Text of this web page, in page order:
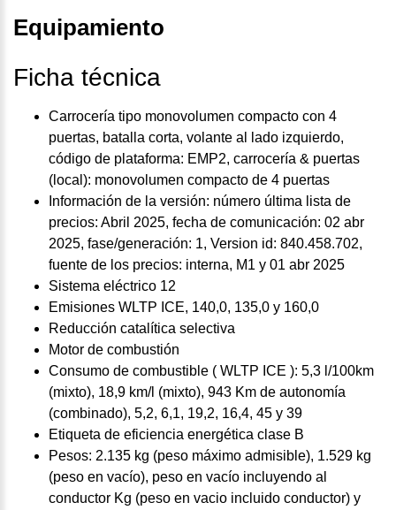
Equipamiento
Ficha técnica
Carrocería tipo monovolumen compacto con 4
puertas, batalla corta, volante al lado izquierdo,
código de plataforma: EMP2, carrocería & puertas
(local): monovolumen compacto de 4 puertas
Información de la versión: número última lista de
precios: Abril 2025, fecha de comunicación: 02 abr
2025, fase/generación: 1, Version id: 840.458.702,
fuente de los precios: interna, M1 y 01 abr 2025
Sistema eléctrico 12
Emisiones WLTP ICE, 140,0, 135,0 y 160,0
Reducción catalítica selectiva
Motor de combustión
Consumo de combustible ( WLTP ICE ): 5,3 l/100km
(mixto), 18,9 km/l (mixto), 943 Km de autonomía
(combinado), 5,2, 6,1, 19,2, 16,4, 45 y 39
Etiqueta de eficiencia energética clase B
Pesos: 2.135 kg (peso máximo admisible), 1.529 kg
(peso en vacío), peso en vacío incluyendo al
conductor Kg (peso en vacio incluido conductor) y